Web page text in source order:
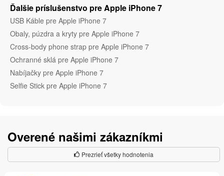
Ďalšie príslušenstvo pre Apple iPhone 7
USB Káble pre Apple iPhone 7
Obaly, púzdra a kryty pre Apple iPhone 7
Cross-body phone strap pre Apple iPhone 7
Ochranné sklá pre Apple iPhone 7
Nabíjačky pre Apple iPhone 7
Selfie Stick pre Apple iPhone 7
Overené našimi zákazníkmi
Prezrieť všetky hodnotenia